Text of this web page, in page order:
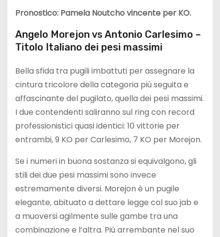
Pronostico: Pamela Noutcho vincente per KO.
Angelo Morejon vs Antonio Carlesimo –
Titolo Italiano dei pesi massimi
Bella sfida tra pugili imbattuti per assegnare la
cintura tricolore della categoria più seguita e
affascinante del pugilato, quella dei pesi massimi.
I due contendenti saliranno sul ring con record
professionistici quasi identici: 10 vittorie per
entrambi, 9 KO per Carlesimo, 7 KO per Morejon.
Se i numeri in buona sostanza si equivalgono, gli
stili dei due pesi massimi sono invece
estremamente diversi. Morejon è un pugile
elegante, abituato a dettare legge col suo jab e
a muoversi agilmente sulle gambe tra una
combinazione e l’altra. Più arrembante nel suo